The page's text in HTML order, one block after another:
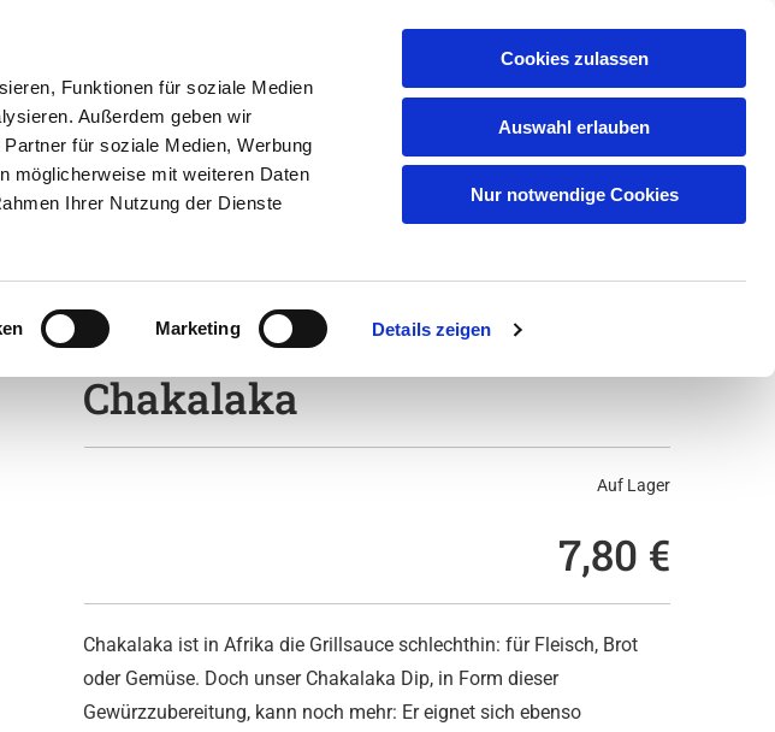
Funktionen für soziale Medien
Außerdem geben wir
für soziale Medien, Werbung
möglicherweise mit weiteren Daten
Ihrer Nutzung der Dienste
Marketing Details zeigen
Cookies zulassen
Auswahl erlauben
Nur notwendige Cookies
Galerie Shop Kontakt 02921 6609349
Chakalaka
Auf Lager
7,80 €
Chakalaka ist in Afrika die Grillsauce schlechthin: für Fleisch, Brot
oder Gemüse. Doch unser Chakalaka Dip, in Form dieser
Gewürzzubereitung, kann noch mehr: Er eignet sich ebenso